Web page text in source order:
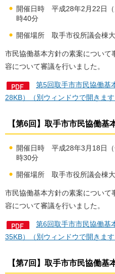
開催日時 平成28年2月22日
時40分
開催場所 取手市役所議会棟
市民協働基本方針の素案について
容について審議を行いました。
第5回取手市市民協働基
28KB）（別ウィンドウで開きます
【第6回】取手市市民協働基
開催日時 平成28年3月18日
時30分
開催場所 取手市役所議会棟
市民協働基本方針の素案について
容について審議を行いました。
第6回取手市市民協働基
35KB）（別ウィンドウで開きます
【第7回】取手市市民協働基